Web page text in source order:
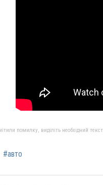
помилку, виділіть необхідний
#авто